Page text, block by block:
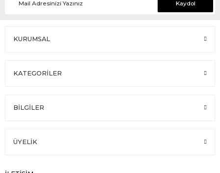
Kaydol
KURUMSAL
KATEGORİLER
BİLGİLER
ÜYELİK